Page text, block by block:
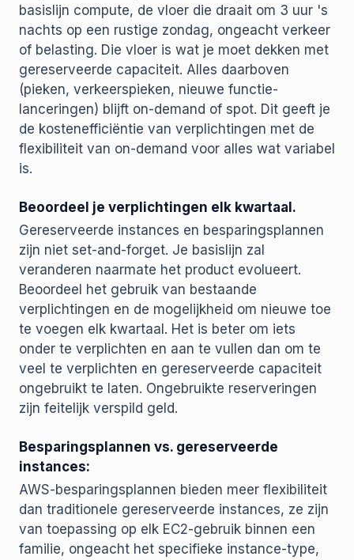
basislijn compute, de vloer die draait om 3 uur 's
nachts op een rustige zondag, ongeacht verkeer
of belasting. Die vloer is wat je moet dekken met
gereserveerde capaciteit. Alles daarboven
(pieken, verkeerspieken, nieuwe functie-
lanceringen) blijft on-demand of spot. Dit geeft je
de kostenefficiëntie van verplichtingen met de
flexibiliteit van on-demand voor alles wat variabel
is.
Beoordeel je verplichtingen elk kwartaal.
Gereserveerde instances en besparingsplannen
zijn niet set-and-forget. Je basislijn zal
veranderen naarmate het product evolueert.
Beoordeel het gebruik van bestaande
verplichtingen en de mogelijkheid om nieuwe toe
te voegen elk kwartaal. Het is beter om iets
onder te verplichten en aan te vullen dan om te
veel te verplichten en gereserveerde capaciteit
ongebruikt te laten. Ongebruikte reserveringen
zijn feitelijk verspild geld.
Besparingsplannen vs. gereserveerde
instances:
AWS-besparingsplannen bieden meer flexibiliteit
dan traditionele gereserveerde instances, ze zijn
van toepassing op elk EC2-gebruik binnen een
familie, ongeacht het specifieke instance-type,